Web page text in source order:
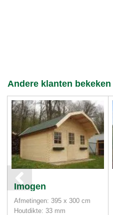
Andere klanten
Imogen
Afmetingen: 395 x 300 cm
Houtdikte: 33 mm